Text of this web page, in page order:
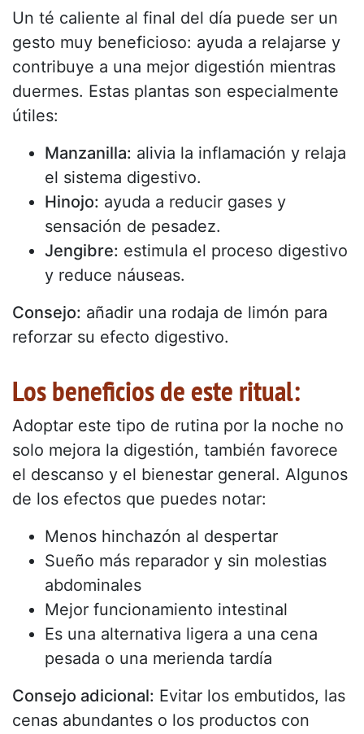
Un té caliente al final del día puede ser un
gesto muy beneficioso: ayuda a relajarse y
contribuye a una mejor digestión mientras
duermes. Estas plantas son especialmente
útiles:
Manzanilla: alivia la inflamación y relaja
el sistema digestivo.
Hinojo: ayuda a reducir gases y
sensación de pesadez.
Jengibre: estimula el proceso digestivo
y reduce náuseas.
Consejo: añadir una rodaja de limón para
reforzar su efecto digestivo.
Los beneficios de este ritual:
Adoptar este tipo de rutina por la noche no
solo mejora la digestión, también favorece
el descanso y el bienestar general. Algunos
de los efectos que puedes notar:
Menos hinchazón al despertar
Sueño más reparador y sin molestias
abdominales
Mejor funcionamiento intestinal
Es una alternativa ligera a una cena
pesada o una merienda tardía
Consejo adicional: Evitar los embutidos, las
cenas abundantes o los productos con